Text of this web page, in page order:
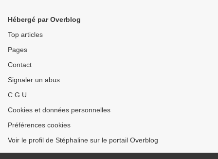
Hébergé par Overblog
Top articles
Pages
Contact
Signaler un abus
C.G.U.
Cookies et données personnelles
Préférences cookies
Voir le profil de Stéphaline sur le portail Overblog